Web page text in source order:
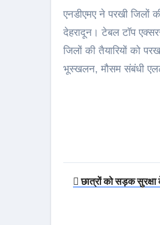
एनडीएमए ने परखी जिलों
देहरादून। टेबल टॉप
जिलों की तैयारियों को
भूस्खलन, मौसम संबंधी
Post
छात्रों को सड़क सुरक्षा